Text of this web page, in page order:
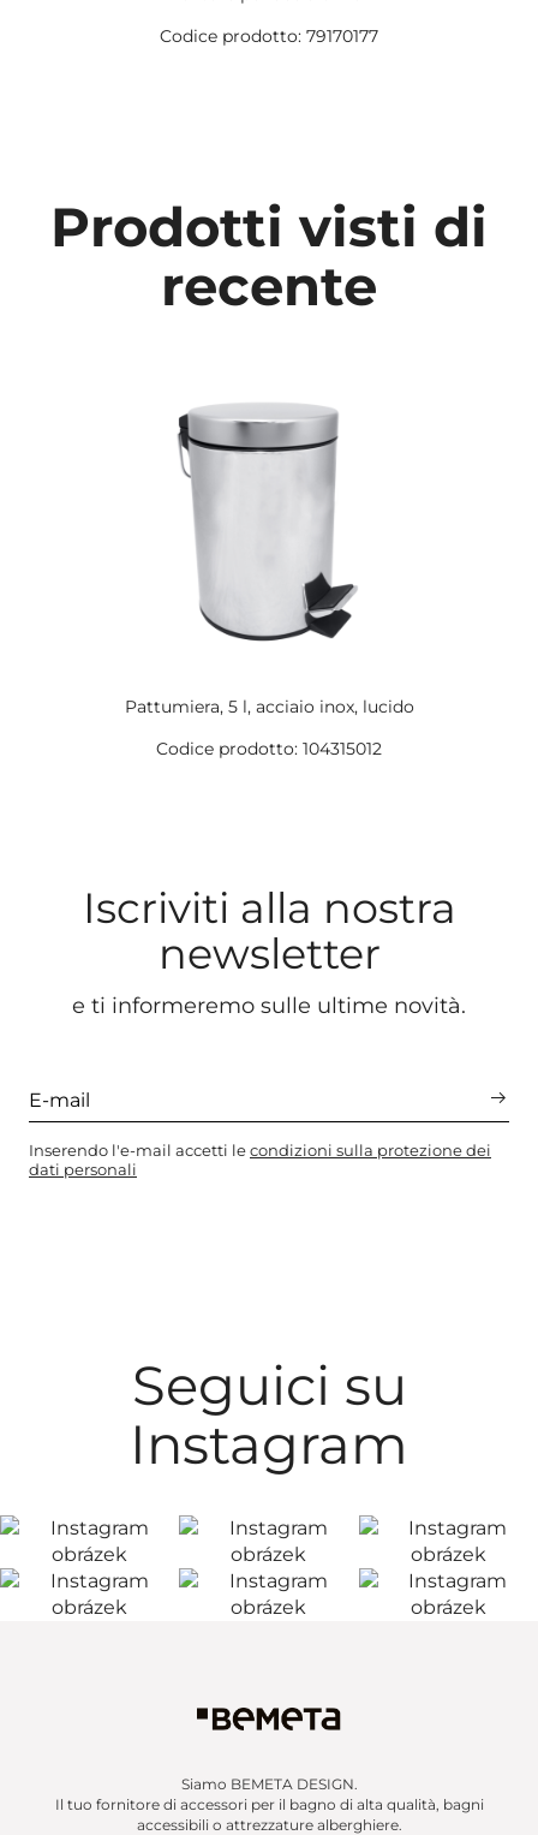
Codice prodotto: 79170177
Prodotti visti di
recente
Pattumiera, 5 l, acciaio inox, lucido
Codice prodotto: 104315012
Iscriviti alla nostra
newsletter
e ti informeremo sulle ultime novità.
Inserendo l'e-mail accetti lecondizioni sulla protezione dei
dati personali
Seguici su
Instagram
Siamo BEMETA DESIGN.
Il tuo fornitore di accessori per il bagno di alta qualità, bagni
accessibili o attrezzature alberghiere.